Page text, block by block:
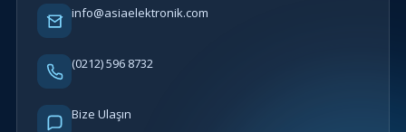
info@asiaelektronik.com
(0212) 596 8732
Bize Ulaşın